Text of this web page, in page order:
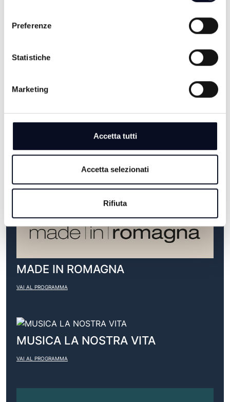
Preferenze
Statistiche
Marketing
Accetta tutti
Accetta selezionati
Rifiuta
MADE IN ROMAGNA
VAI AL PROGRAMMA
MUSICA LA NOSTRA VITA
VAI AL PROGRAMMA